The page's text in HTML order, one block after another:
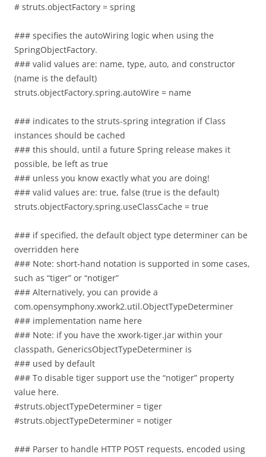
# struts.objectFactory = spring
### specifies the autoWiring logic when using the
SpringObjectFactory.
### valid values are: name, type, auto, and constructor
(name is the default)
struts.objectFactory.spring.autoWire = name
### indicates to the struts-spring integration if Class
instances should be cached
### this should, until a future Spring release makes it
possible, be left as true
### unless you know exactly what you are doing!
### valid values are: true, false (true is the default)
struts.objectFactory.spring.useClassCache = true
### if specified, the default object type determiner can be
overridden here
### Note: short-hand notation is supported in some cases,
such as “tiger” or “notiger”
### Alternatively, you can provide a
com.opensymphony.xwork2.util.ObjectTypeDeterminer
### implementation name here
### Note: if you have the xwork-tiger.jar within your
classpath, GenericsObjectTypeDeterminer is
### used by default
### To disable tiger support use the “notiger” property
value here.
#struts.objectTypeDeterminer = tiger
#struts.objectTypeDeterminer = notiger
### Parser to handle HTTP POST requests, encoded using